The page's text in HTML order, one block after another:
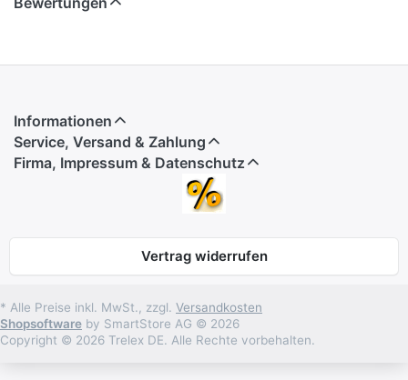
Informationen
Service, Versand & Zahlung
Firma, Impressum & Datenschutz
Vertrag widerrufen
* Alle Preise inkl. MwSt., zzgl. Versandkosten
Shopsoftware by SmartStore AG © 2026
Copyright © 2026 Trelex DE. Alle Rechte vorbehalten.